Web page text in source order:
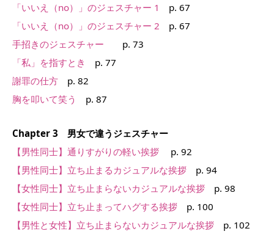
「いいえ（no）」のジェスチャー 1
p. 67
「いいえ（no）」のジェスチャー 2 p. 67
手招きのジェスチャー p. 73
「私」を指すとき
p. 77
謝罪の仕方 p. 82
胸を叩いて笑う
p. 87
Chapter 3 男女で違うジェスチャー
【男性同士】通りすがりの軽い挨拶 p. 92
【男性同士】立ち止まるカジュアルな挨拶 p. 94
【女性同士】立ち止まらないカジュアルな挨拶 p. 98
【女性同士】立ち止まってハグする挨拶 p. 100
【男性と女性】立ち止まらないカジュアルな挨拶 p. 102